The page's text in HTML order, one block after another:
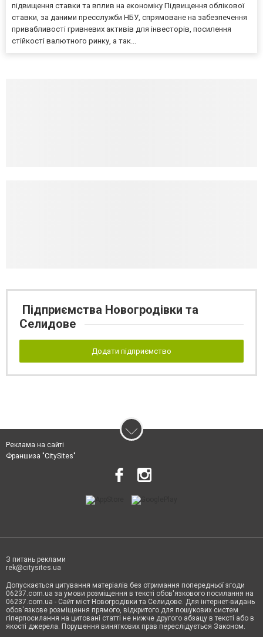
підвищення ставки та вплив на економіку Підвищення облікової
ставки, за даними пресслужби НБУ, спрямоване на забезпечення
привабливості гривневих активів для інвесторів, посилення
стійкості валютного ринку, а так...
Підприємства Новогродівки та
Селидове
Додати підприємство
Реклама на сайті
Франшиза "CitySites"
З питань реклами
rek@citysites.ua
Допускається цитування матеріалів без отримання попередньої згоди
06237.com.ua за умови розміщення в тексті обов'язкового посилання на
06237.com.ua - Сайт міст Новогродівки та Селидове. Для інтернет-видань
обов'язкове розміщення прямого, відкритого для пошукових систем
гіперпосилання на цитовані статті не нижче другого абзацу в тексті або в
якості джерела. Порушення виняткових прав переслідується Законом.